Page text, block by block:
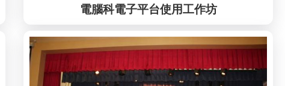
電腦科電子平台使用工作坊